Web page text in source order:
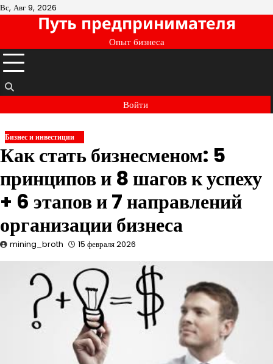
Перейти
содержимому
Вс, Авг 9, 2026
Путь предпринимателя
Опыт бизнеса
Войти
Бизнес и инвестиции
Как стать бизнесменом: 5
принципов и 8 шагов к успеху
+ 6 этапов и 7 направлений
организации бизнеса
mining_broth 15 февраля 2026